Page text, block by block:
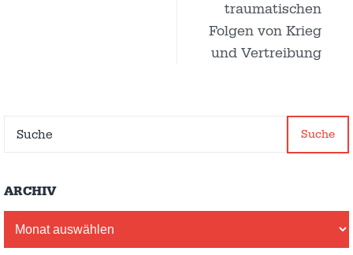
traumatischen
Folgen von Krieg
und Vertreibung
Suche
ARCHIV